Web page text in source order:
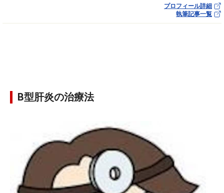
プロフィール詳細
執筆記事一覧
B型肝炎の治療法